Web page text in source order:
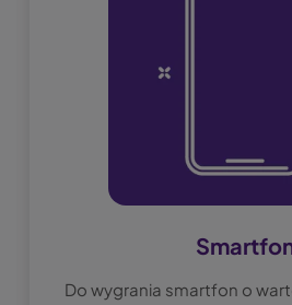
Do wygrania smartfon o